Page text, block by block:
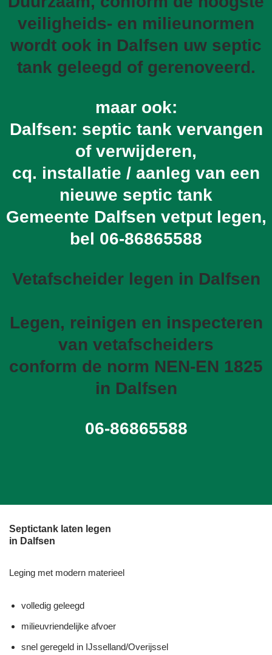
veiligheids- en milieunormen
wordt ook in Dalfsen uw septic
tank geleegd of gerenoveerd.
maar ook:
Dalfsen: septic tank vervangen
of verwijderen,
cq. installatie / aanleg van een
nieuwe septic tank
Gemeente Dalfsen vetput legen,
bel 06-86865588
Vetafscheider legen in Dalfsen
Legen, reinigen en inspecteren
van vetafscheiders
conform de norm NEN-EN 1825
in Dalfsen
06-86865588
Septictank laten legen
in Dalfsen
Leging met modern materieel
volledig geleegd
milieuvriendelijke afvoer
snel geregeld in IJsselland/Overijssel